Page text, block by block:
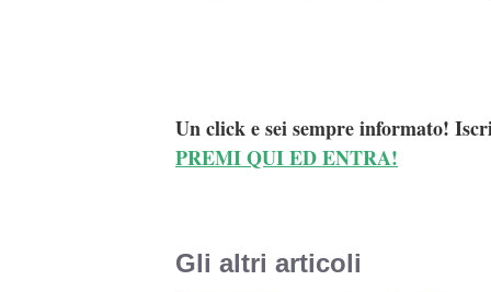
Un click e sei sempre informato!
PREMI QUI ED ENTRA!
Gli altri articoli